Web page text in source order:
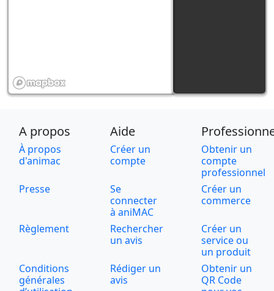
A propos Aide
À propos
d'animac
Créer un
compte
Obtenir un
compte
professionnel
Presse
Se
connecter
à aniMAC
Créer un
commerce
Règlement
Rechercher
un avis
Créer un
service ou
un produit
Conditions
générales
Rédiger un
avis
Obtenir un
QR Code